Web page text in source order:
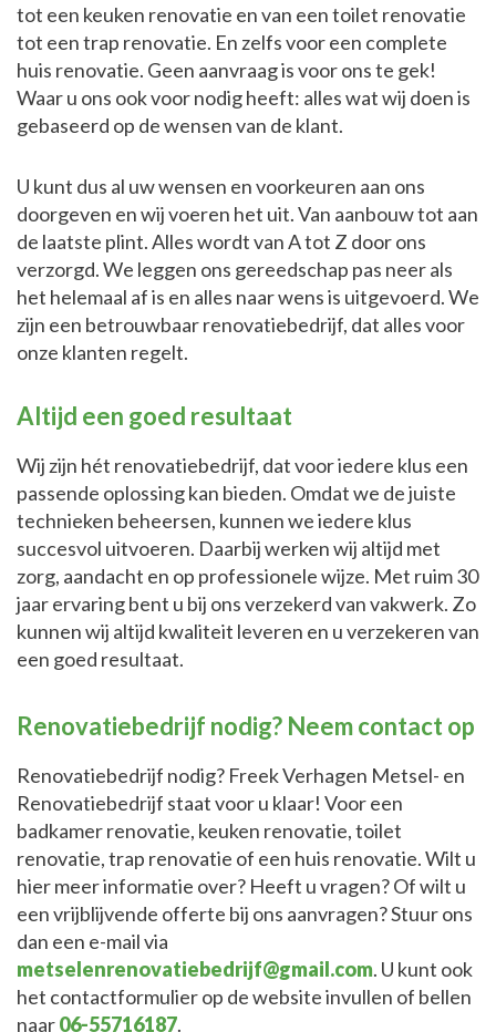
tot een keuken renovatie en van een toilet renovatie
tot een trap renovatie. En zelfs voor een complete
huis renovatie. Geen aanvraag is voor ons te gek!
Waar u ons ook voor nodig heeft: alles wat wij doen is
gebaseerd op de wensen van de klant.
U kunt dus al uw wensen en voorkeuren aan ons
doorgeven en wij voeren het uit. Van aanbouw tot aan
de laatste plint. Alles wordt van A tot Z door ons
verzorgd. We leggen ons gereedschap pas neer als
het helemaal af is en alles naar wens is uitgevoerd. We
zijn een betrouwbaar renovatiebedrijf, dat alles voor
onze klanten regelt.
Altijd een goed resultaat
Wij zijn hét renovatiebedrijf, dat voor iedere klus een
passende oplossing kan bieden. Omdat we de juiste
technieken beheersen, kunnen we iedere klus
succesvol uitvoeren. Daarbij werken wij altijd met
zorg, aandacht en op professionele wijze. Met ruim 30
jaar ervaring bent u bij ons verzekerd van vakwerk. Zo
kunnen wij altijd kwaliteit leveren en u verzekeren van
een goed resultaat.
Renovatiebedrijf nodig? Neem contact op
Renovatiebedrijf nodig? Freek Verhagen Metsel- en
Renovatiebedrijf staat voor u klaar! Voor een
badkamer renovatie, keuken renovatie, toilet
renovatie, trap renovatie of een huis renovatie. Wilt u
hier meer informatie over? Heeft u vragen? Of wilt u
een vrijblijvende offerte bij ons aanvragen? Stuur ons
dan een e-mail via
metselenrenovatiebedrijf@gmail.com. U kunt ook
het contactformulier op de website invullen of bellen
naar06-55716187.